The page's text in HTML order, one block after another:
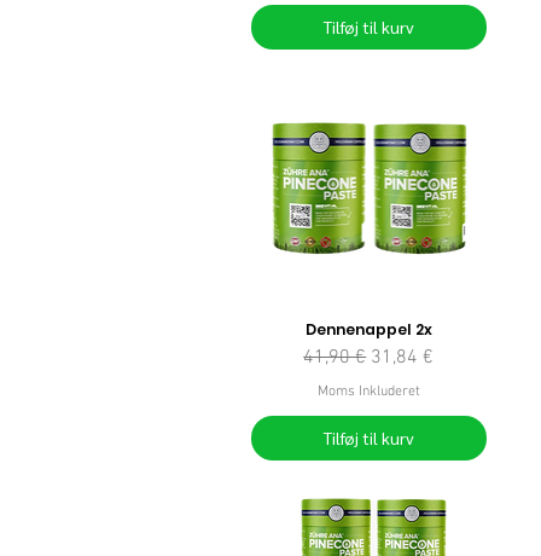
Tilføj til kurv
Dennenappel 2x
Regulær pris
41,90 € Salgspris
31,84 €
Moms Inkluderet
Tilføj til kurv